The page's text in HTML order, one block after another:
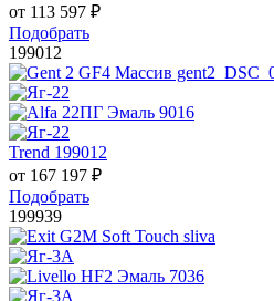
от 113 597 ₽
Подобрать
199012
Trend 199012
от 167 197 ₽
Подобрать
199939